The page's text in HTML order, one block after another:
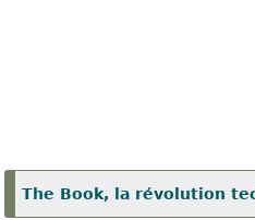
The Book, la révolution